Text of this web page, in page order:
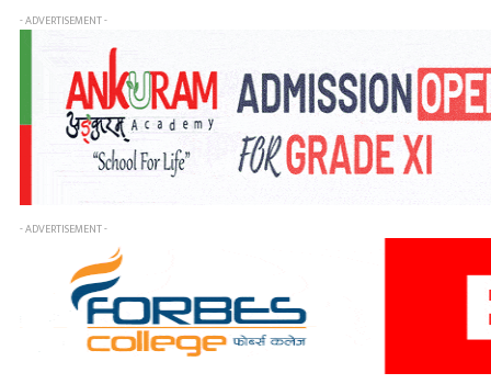
- ADVERTISEMENT -
- ADVERTISEMENT -